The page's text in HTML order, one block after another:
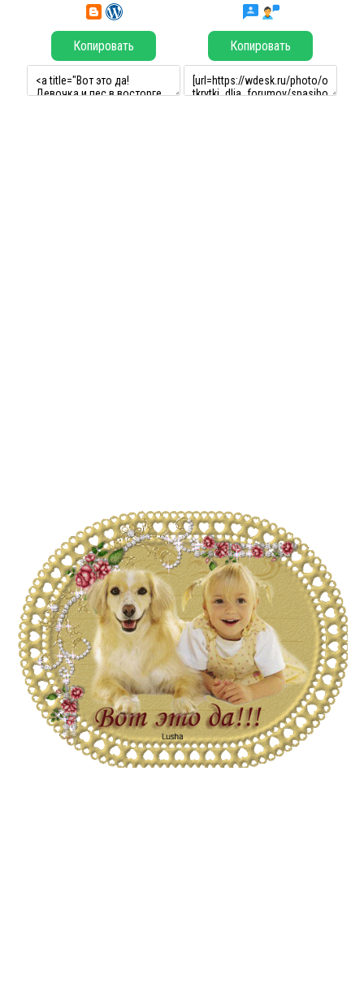
Копировать Копировать